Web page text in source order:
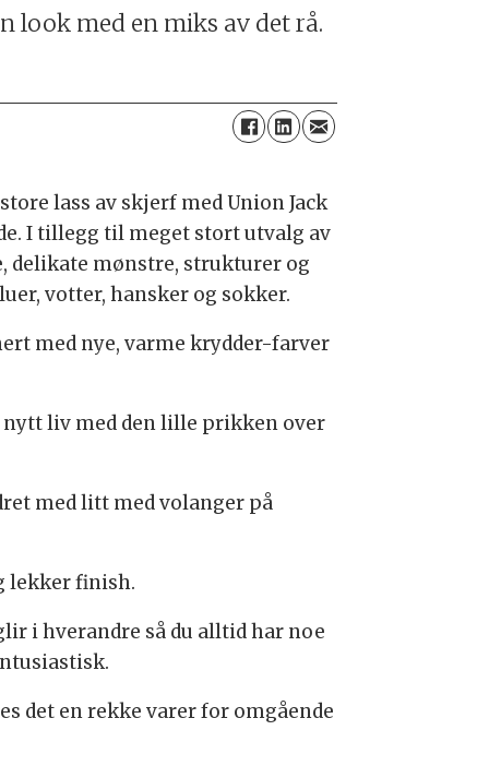
look med en miks av det rå.
lass av skjerf med Union Jack
I tillegg til meget stort utvalg av
delikate mønstre, strukturer og
votter, hansker og sokker.
med nye, varme krydder-farver
liv med den lille prikken over
med litt med volanger på
lekker finish.
i hverandre så du alltid har noe
det en rekke varer for omgående